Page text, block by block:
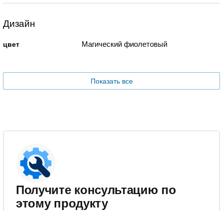
Дизайн
цвет Магический фиолетовый
Показать все
Получите консультацию по
этому продукту